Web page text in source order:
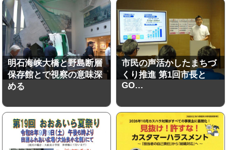
明石海峡大橋と野島断層
保存館とで視察の意味深
める
市民の声活かしたまちづ
くり推進 第1回市長と
GO…